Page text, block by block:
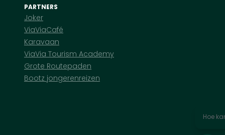
PARTNERS
Joker
ViaViaCafé
Karavaan
ViaVia Tourism Academy
Grote Routepaden
Bootz jongerenreizen
Hoe